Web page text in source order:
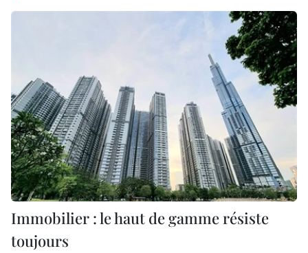
Immobilier : le haut de gamme résiste
toujours